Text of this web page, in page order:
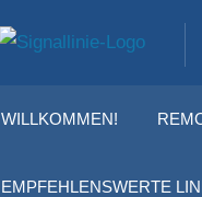
WILLKOMMEN!
EMPFEHLENSWERTE